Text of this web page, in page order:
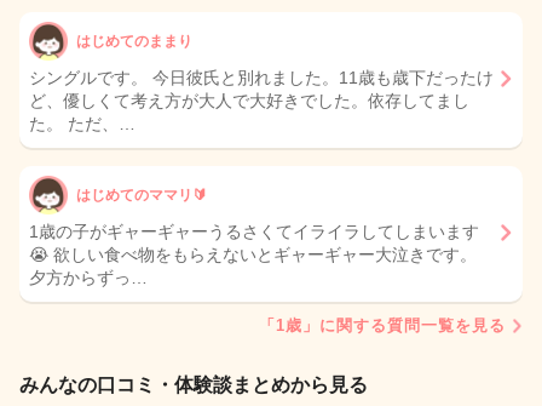
はじめてのままり
シングルです。 今日彼氏と別れました。11歳も歳下だったけ
ど、優しくて考え方が大人で大好きでした。依存してまし
た。 ただ、…
はじめてのママリ🔰
1歳の子がギャーギャーうるさくてイライラしてしまいます
😭 欲しい食べ物をもらえないとギャーギャー大泣きです。
夕方からずっ…
「1歳」に関する質問一覧を見る
みんなの口コミ・体験談まとめから見る